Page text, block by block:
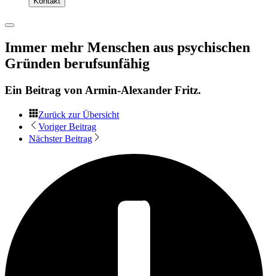
Immer mehr Menschen aus psychischen
Gründen berufsunfähig
Ein Beitrag von Armin-Alexander Fritz.
Zurück zur Übersicht
Voriger Beitrag
Nächster Beitrag